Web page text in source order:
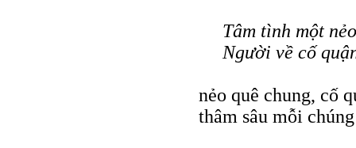
Tâm tình một
Người về cố
nẻo quê chung, cố
thâm sâu mỗi